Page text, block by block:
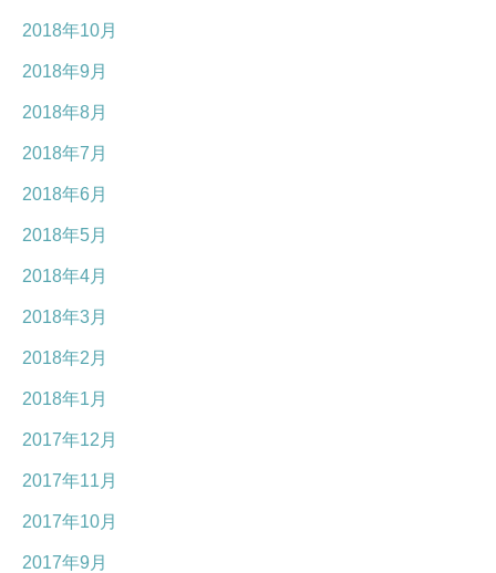
2018年10月
2018年9月
2018年8月
2018年7月
2018年6月
2018年5月
2018年4月
2018年3月
2018年2月
2018年1月
2017年12月
2017年11月
2017年10月
2017年9月